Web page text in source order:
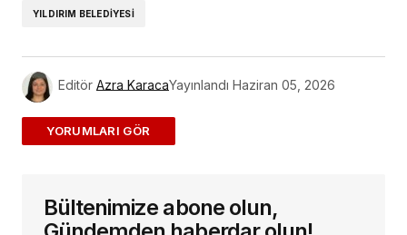
YILDIRIM BELEDIYESI
Editör Azra KaracaYayınlandı Haziran 05, 2026
ADD A COMMENT
E-posta adresiniz yayınlanmayacak.
alanlar*ile işaretlenmişlerdir
Bültenimize abone olun,